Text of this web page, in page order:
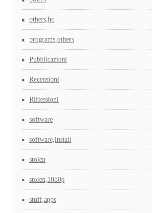
others,hq
programs,others
Pubblicazioni
Recensioni
Riflessioni
software
software,install
stolen
stolen,1080p
stuff,apps